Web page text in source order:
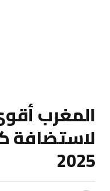
المغرب
لاستضافة
2025